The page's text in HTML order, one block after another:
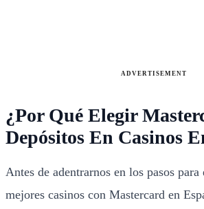
ADVERTISEMENT
¿Por Qué Elegir
Depósitos En Casinos
Antes de adentrarnos en los pasos
mejores casinos con Mastercard en